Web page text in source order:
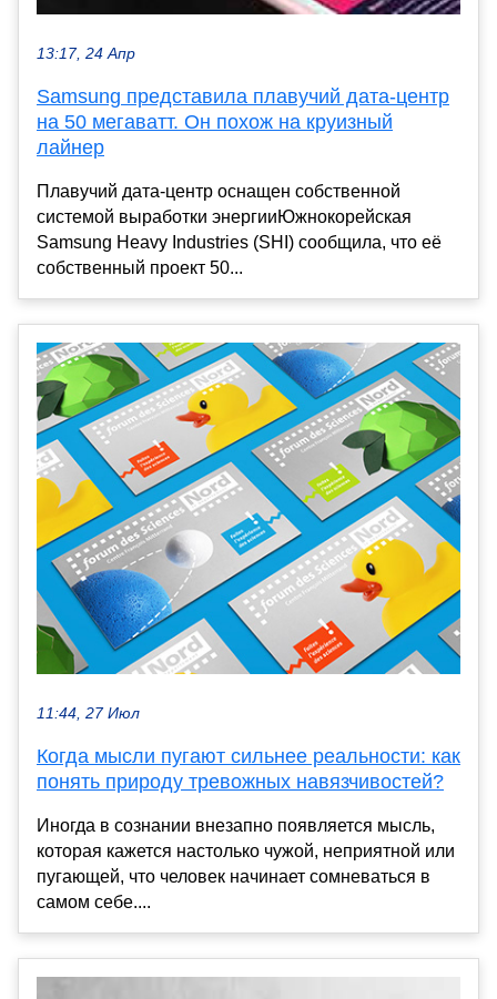
13:17, 24 Апр
Samsung представила плавучий дата-центр
на 50 мегаватт. Он похож на круизный
лайнер
Плавучий дата-центр оснащен собственной
системой выработки энергииЮжнокорейская
Samsung Heavy Industries (SHI) сообщила, что её
собственный проект 50...
11:44, 27 Июл
Когда мысли пугают сильнее реальности: как
понять природу тревожных навязчивостей?
Иногда в сознании внезапно появляется мысль,
которая кажется настолько чужой, неприятной или
пугающей, что человек начинает сомневаться в
самом себе....